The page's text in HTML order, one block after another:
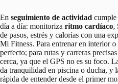
En seguimiento de actividad cumple
día a día: monitoriza ritmo cardíaco,
de pasos, estrés y calorías con una
Mi Fitness. Para entrenar en interior o
perfecto; para rutas y carreras
cerca, ya que el GPS no es su foco.
da tranquilidad en piscina o ducha, y
rápida de entender desde el primer